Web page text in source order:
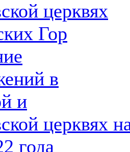
церквях
Гор
в
и
церквях
года